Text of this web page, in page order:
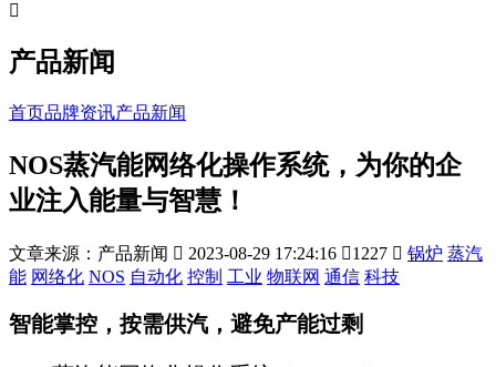

产品新闻
首页品牌资讯产品新闻
NOS蒸汽能网络化操作系统，为你的企
业注入能量与智慧！
文章来源：产品新闻  2023-08-29 17:24:16 1227  锅炉 蒸汽
能 网络化 NOS 自动化 控制 工业 物联网 通信 科技
智能掌控，按需供汽，避免产能过剩